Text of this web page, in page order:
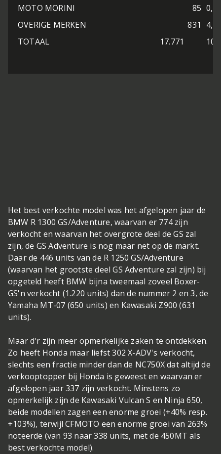
MOTO MORINI
85
OVERIGE MERKEN
831
TOTAAL
17.771
Het best verkochte model was het afgelopen jaar de
BMW R 1300 GS/Adventure, waarvan er 774 zijn
verkocht en waarvan het overgrote deel de GS zal
zijn, de GS Adventure is nog maar net op de markt.
Daar de 446 units van de R 1250 GS/Adventure
(waarvan het grootste deel GS Adventure zal zijn) bij
opgeteld heeft BMW bijna tweemaal zoveel Boxer-
GS'n verkocht (1.220 units) dan de nummer 2 en 3, de
Yamaha MT-07 (650 units) en Kawasaki Z900 (631
units).
Maar d'r zijn meer opmerkelijke zaken te ontdekken.
Zo heeft Honda maar liefst 302 X-ADV's verkocht,
slechts een fractie minder dan de NC750X dat altijd de
verkooptopper bij Honda is geweest en waarvan er
afgelopen jaar 337 zijn verkocht. Minstens zo
opmerkelijk zijn de Kawasaki Vulcan S en Ninja 650,
beide modellen zagen een enorme groei (+40% resp.
+103%), terwijl CFMOTO een enorme groei van 263%
noteerde (van 93 naar 338 units, met de 450MT als
best verkochte model).